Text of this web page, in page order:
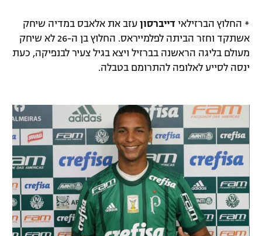
* החלוץ הברזילאי דייברסון עזב את אלאבס במדיה שיחק
אשתקד וחזר הביתה לפלמייראס. החלוץ בן ה-26 לא שיחק
מעולם בליגה הראשנה בברזיל ויצא בגיל צעיר לבנפיקה, כעת
ינסה לסייע לאלופה להתרומם בטבלה.